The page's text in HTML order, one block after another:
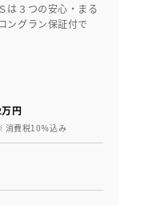
は３つの安心・まる
ングラン保証付で
円
消費税10％込み